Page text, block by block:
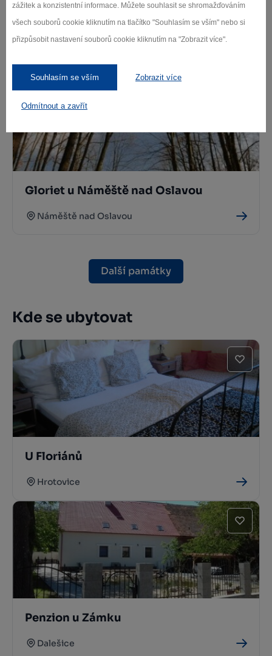
zážitek a konzistentní informace. Můžete souhlasit se shromažďováním
všech souborů cookie kliknutím na tlačítko "Souhlasím se vším" nebo si
přizpůsobit nastavení souborů cookie kliknutím na "Zobrazit více".
Souhlasím se vším Zobrazit více
Odmítnout a zavřít
Zřícenina hradu Čalonice
Gloriet u Náměště nad Oslavou
Náměště nad Oslavou
Další památky
Kde se ubytovat
U Floriánů
Hrotovice
Penzion u Zámku
Dalešice